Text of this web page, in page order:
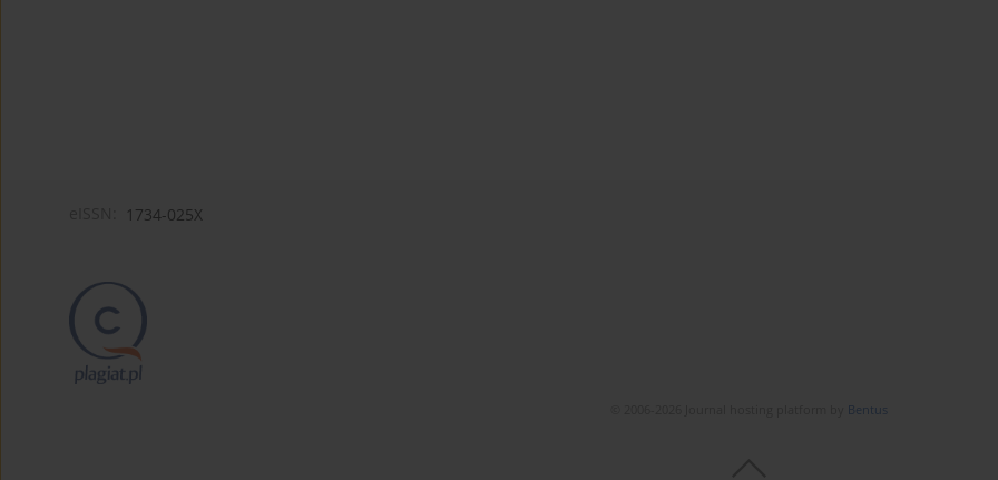
1734-025X
Bentus